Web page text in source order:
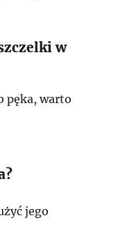
w
pęka, warto
jego